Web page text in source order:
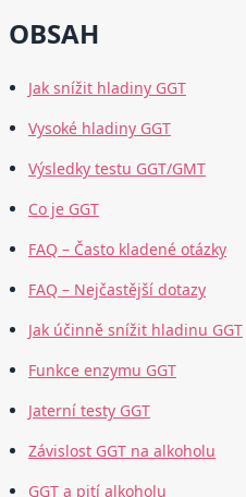
OBSAH
Jak snížit hladiny GGT
Vysoké hladiny GGT
Výsledky testu GGT/GMT
Co je GGT
FAQ – Často kladené otázky
FAQ – Nejčastější dotazy
Jak účinně snížit hladinu GGT
Funkce enzymu GGT
Jaterní testy GGT
Závislost GGT na alkoholu
GGT a pití alkoholu